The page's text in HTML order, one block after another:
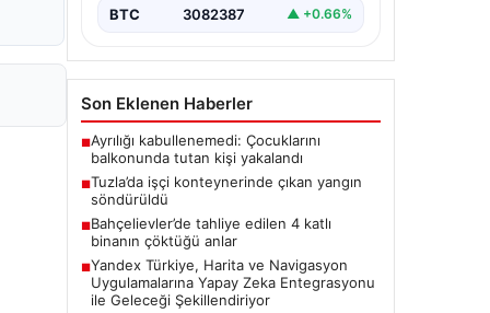
BTC 3082387 ▲ +0.66%
Son Eklenen Haberler
■Ayrılığı kabullenemedi: Çocuklarını
balkonunda tutan kişi yakalandı
■Tuzla’da işçi konteynerinde çıkan yangın
söndürüldü
■Bahçelievler’de tahliye edilen 4 katlı
binanın çöktüğü anlar
■Yandex Türkiye, Harita ve Navigasyon
Uygulamalarına Yapay Zeka Entegrasyonu
ile Geleceği Şekillendiriyor